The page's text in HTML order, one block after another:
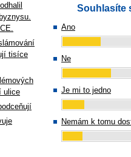
tisíce
ulice
Souhlasíte
Ano
Ne
Je mi to jedno
Nemám k tomu